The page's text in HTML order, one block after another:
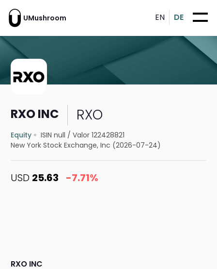
UMushroom EN DE
RXO INC RXO
Equity ISIN null /Valor 122428821
New York Stock Exchange, Inc (2026-07-24)
USD 25.63 -7.71%
RXO INC